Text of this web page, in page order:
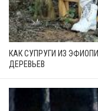
КАК СУПРУГИ ИЗ
ДЕРЕВЬЕВ